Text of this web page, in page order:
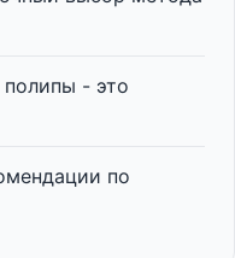
полипы - это
по